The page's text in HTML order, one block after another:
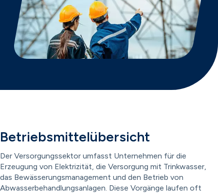
Betriebsmittelübersicht
Der Versorgungssektor umfasst Unternehmen für die
Erzeugung von Elektrizität, die Versorgung mit Trinkwasser,
das Bewässerungsmanagement und den Betrieb von
Abwasserbehandlungsanlagen. Diese Vorgänge laufen oft